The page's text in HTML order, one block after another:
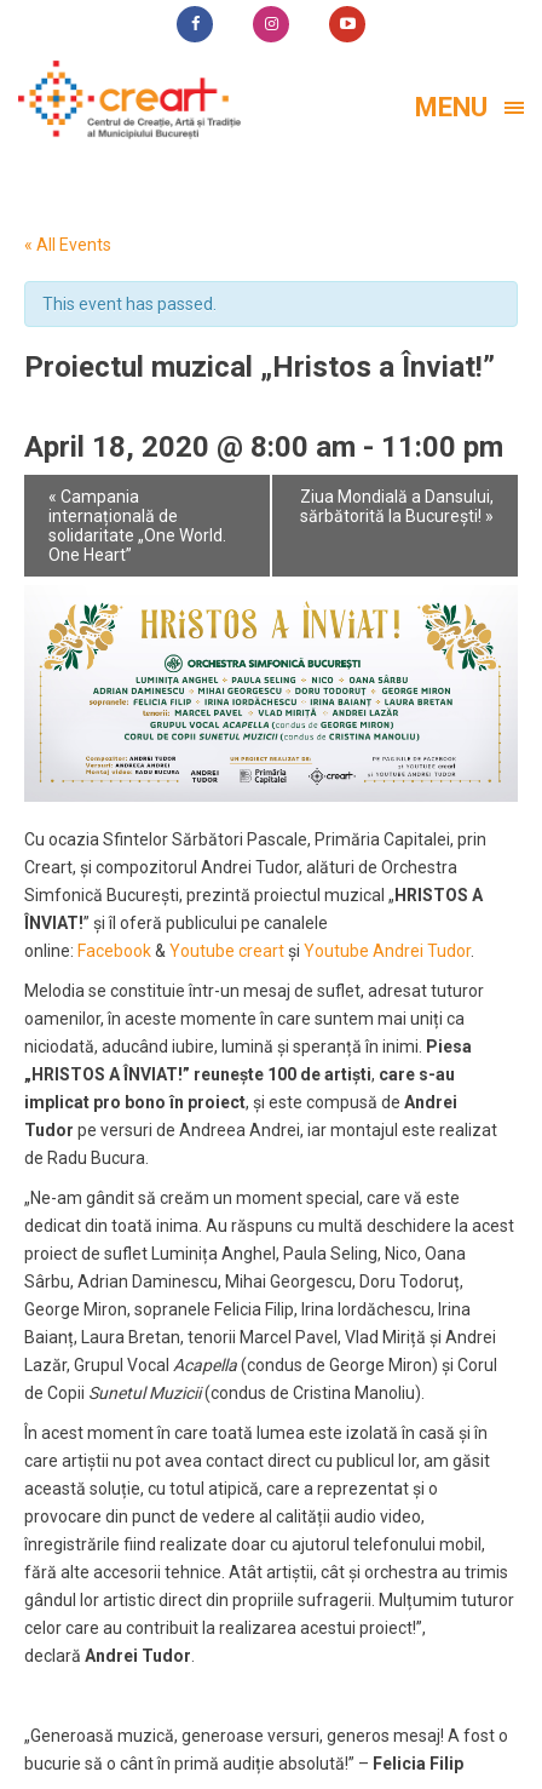
MENU
« All Events
This event has passed.
Proiectul muzical „Hristos a Înviat!”
April 18, 2020 @ 8:00 am - 11:00 pm
Event
Navigation
« Campania
internațională de
solidaritate „One World.
One Heart”
Ziua Mondială a Dansului,
sărbătorită la București! »
Cu ocazia Sfintelor Sărbători Pascale, Primăria Capitalei, prin
Creart, și compozitorul Andrei Tudor, alături de Orchestra
Simfonică București, prezintă proiectul muzical „ HRISTOS A
ÎNVIAT!” și îl oferă publicului pe canalele
online: Facebook& Youtube creartși Youtube Andrei Tudor.
Melodia se constituie într-un mesaj de suflet, adresat tuturor
oamenilor, în aceste momente în care suntem mai uniți ca
niciodată, aducând iubire, lumină și speranță în inimi.
Piesa
„HRISTOS A ÎNVIAT!” reunește 100 de artiști, care s-au
implicat pro bono în proiect, și este compusă de Andrei
Tudor pe versuri de Andreea Andrei, iar montajul este realizat
de Radu Bucura.
„Ne-am gândit să creăm un moment special, care vă este
dedicat din toată inima. Au răspuns cu multă deschidere la acest
proiect de suflet Luminița Anghel, Paula Seling, Nico, Oana
Sârbu, Adrian Daminescu, Mihai Georgescu, Doru Todoruț,
George Miron, sopranele Felicia Filip, Irina Iordăchescu, Irina
Baianț, Laura Bretan, tenorii Marcel Pavel, Vlad Miriță și Andrei
Lazăr, Grupul Vocal Acapella(condus de George Miron) și Corul
de Copii Sunetul Muzicii(condus de Cristina Manoliu).
În acest moment în care toată lumea este izolată în casă și în
care artiștii nu pot avea contact direct cu publicul lor, am găsit
această soluție, cu totul atipică, care a reprezentat și o
provocare din punct de vedere al calității audio video,
înregistrările fiind realizate doar cu ajutorul telefonului mobil,
fără alte accesorii tehnice. Atât artiștii, cât și orchestra au trimis
gândul lor artistic direct din propriile sufragerii. Mulțumim tuturor
celor care au contribuit la realizarea acestui proiect!”,
declară Andrei Tudor
„Generoasă muzică, generoase versuri, generos mesaj! A fost o
bucurie să o cânt în primă audiție absolută!” – Felicia Filip